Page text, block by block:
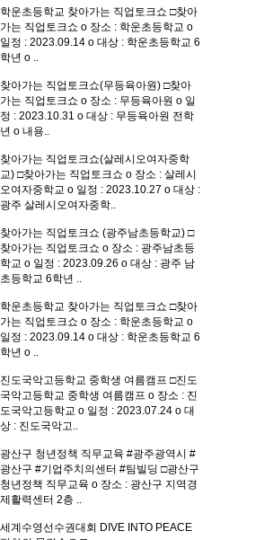
학운초등학교 찾아가는 직업토크쇼 □찾아
가는 직업토크쇼 o 장소 : 학운초등학교 o
일정 : 2023.09.14 o 대상 : 학운초등학교 6
학년 o ..
찾아가는 직업토크쇼(무등육아원) □찾아
가는 직업토크쇼 o 장소 : 무등육아원 o 일
정 : 2023.10.31 o 대상 : 무등육아원 전학
년 o 내용..
찾아가는 직업토크쇼(살레시오여자중학
교) □찾아가는 직업토크쇼 o 장소 : 살레시
오여자중학교 o 일정 : 2023.10.27 o 대상 :
광주 살레시오여자중학..
찾아가는 직업토크쇼 (광주남초등학교) □
찾아가는 직업토크쇼 o 장소 : 광주남초등
학교 o 일정 : 2023.09.26 o 대상 : 광주 남
초등학교 6학년 ..
학운초등학교 찾아가는 직업토크쇼 □찾아
가는 직업토크쇼 o 장소 : 학운초등학교 o
일정 : 2023.09.14 o 대상 : 학운초등학교 6
학년 o ..
진도국악고등학교 중학생 여름캠프 □진도
국악고등학교 중학생 여름캠프 o 장소 : 진
도국악고등학교 o 일정 : 2023.07.24 o 대
상 : 진도국악고..
광산구 청년정책 직무교육 #광주광역시 #
광산구 #기업주치의센터 #팀빌딩 □광산구
청년정책 직무교육 o 장소 : 광산구 지역경
제활력센터 2층 ..
세계수영선수권대회 DIVE INTO PEACE